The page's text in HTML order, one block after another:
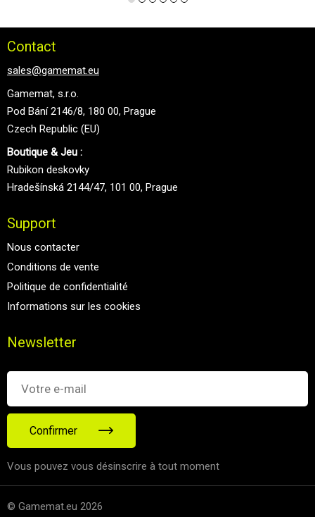
Contact
sales@gamemat.eu
Gamemat, s.r.o.
Pod Bání 2146/8, 180 00, Prague
Czech Republic (EU)
Boutique & Jeu :
Rubikon deskovky
Hradešínská 2144/47, 101 00, Prague
Support
Nous contacter
Conditions de vente
Politique de confidentialité
Informations sur les cookies
Newsletter
Confirmer
Vous pouvez vous désinscrire à tout moment
© Gamemat.eu 2026